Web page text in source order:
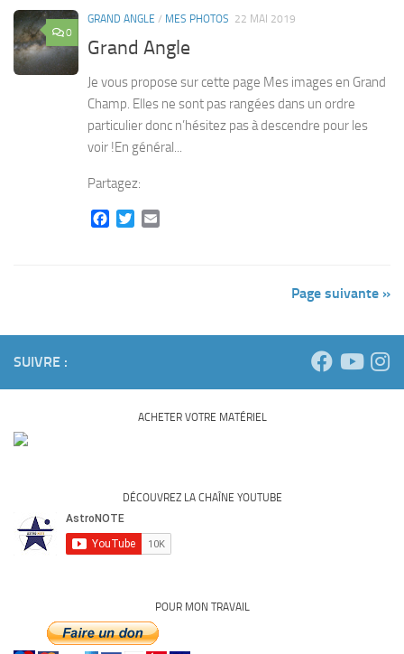
0
GRAND ANGLE / MES PHOTOS 22 MAI 2019
Grand Angle
Je vous propose sur cette page Mes images en Grand
Champ. Elles ne sont pas rangées dans un ordre
particulier donc n’hésitez pas à descendre pour les
voir !En général...
Partagez:
FacebookTwitter
Page suivante »
SUIVRE :
ACHETER VOTRE MATÉRIEL
DÉCOUVREZ LA CHAÎNE YOUTUBE
POUR MON TRAVAIL